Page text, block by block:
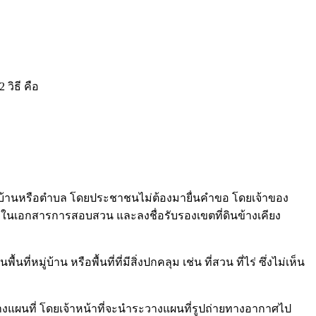
วิธี คือ
หรือตำบล โดยประชาชนไม่ต้องมายื่นคำขอ โดยเจ้าของ
อกสารการสอบสวน และลงชื่อรับรองเขตที่ดินข้างเคียง
พื้นที่หมู่บ้าน หรือพื้นที่ที่มีสิ่งปกคลุม เช่น ที่สวน ที่ไร่ ซึ่งไม่เห็น
ผนที่ โดยเจ้าหน้าที่จะนำระวางแผนที่รูปถ่ายทางอากาศไป